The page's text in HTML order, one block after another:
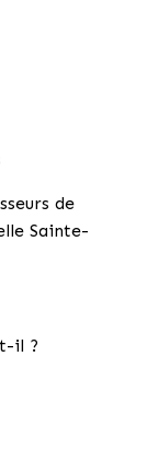
de
Sainte-
il ?